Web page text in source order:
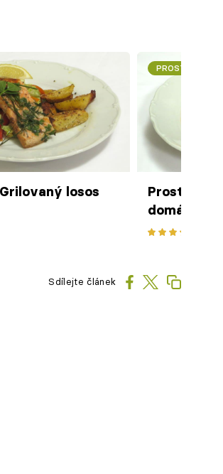
losos
PROSTŘENO!
Prostřeno:
domácími
Sdílejte článek